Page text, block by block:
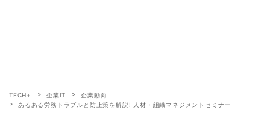
TECH+ 企業IT
企業動向
あるある労務トラブルと防止策を解説! 人材・組織マネジメントセミナー